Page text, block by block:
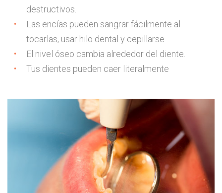
destructivos.
Las encías pueden sangrar fácilmente al
tocarlas, usar hilo dental y cepillarse
El nivel óseo cambia alrededor del diente.
Tus dientes pueden caer literalmente